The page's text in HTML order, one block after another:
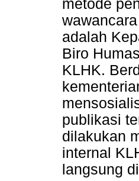
metode
adalah
Biro
KLHK.
publikasi
dilakukan
internal
langsung